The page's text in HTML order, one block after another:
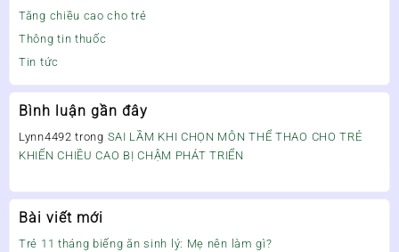
Tăng chiều cao cho trẻ
Thông tin thuốc
Tin tức
Bình luận gần đây
Lynn4492 trong SAI LẦM KHI CHỌN MÔN THỂ THAO CHO TRẺ
KHIẾN CHIỀU CAO BỊ CHẬM PHÁT TRIỂN
Bài viết mới
Trẻ 11 tháng biếng ăn sinh lý: Mẹ nên làm gì?